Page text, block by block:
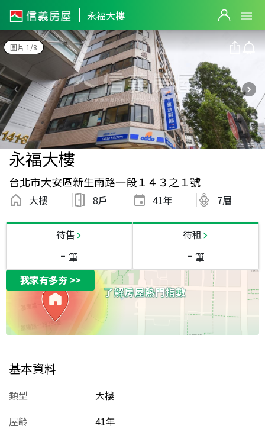
永福大樓
圖片 1/8
永福大樓
台北市大安區新生南路一段１４３之１號
大樓 8戶 41年 7層
待售
- 筆
待租
- 筆
我家有多夯>>
基本資料
類型
大樓
屋齡
41年